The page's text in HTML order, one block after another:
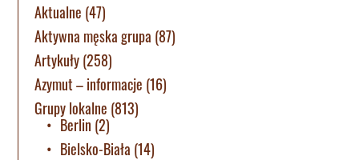
Aktualne (47)
Aktywna męska grupa (87)
Artykuły(258)
Azymut – informacje (16)
Grupy lokalne (813)
Berlin (2)
Bielsko-Biała (14)